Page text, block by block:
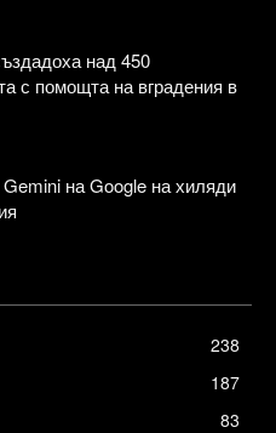
над 450
с помощта на вградения в
на Google на хиляди
238
187
83